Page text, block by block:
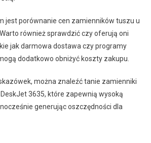
jest porównanie cen zamienników tuszu u
również sprawdzić czy oferują oni
jak darmowa dostawa czy programy
dodatkowo obniżyć koszty zakupu.
można znaleźć tanie zamienniki
3635, które zapewnią wysoką
generując oszczędności dla